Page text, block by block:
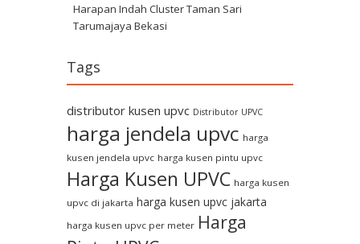
Harapan Indah Cluster Taman Sari
Tarumajaya Bekasi
Tags
distributor kusen upvc Distributor UPVC
harga jendela upvc harga
kusen jendela upvc harga kusen pintu upvc
Harga Kusen UPVC harga kusen
upvc di jakarta harga kusen upvc jakarta
harga kusen upvc per meter Harga